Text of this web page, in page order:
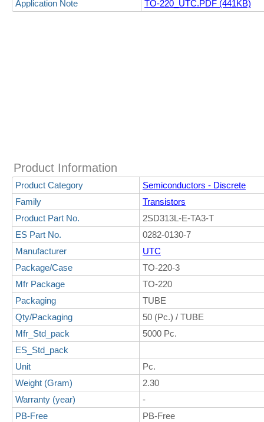
Application Note
TO-220_UTC.PDF (441KB)
Product Information
Product Category
Semiconductors - Discrete
Family
Transistors
Product Part No.
2SD313L-E-TA3-T
ES Part No.
0282-0130-7
Manufacturer
UTC
Package/Case
TO-220-3
Mfr Package
TO-220
Packaging
TUBE
Qty/Packaging
50 (Pc.) / TUBE
Mfr_Std_pack
5000 Pc.
ES_Std_pack
Unit
Pc.
Weight (Gram)
2.30
Warranty (year)
-
PB-Free
PB-Free